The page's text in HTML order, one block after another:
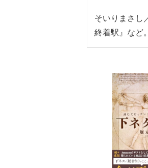
そいりまさし
終着駅』など。